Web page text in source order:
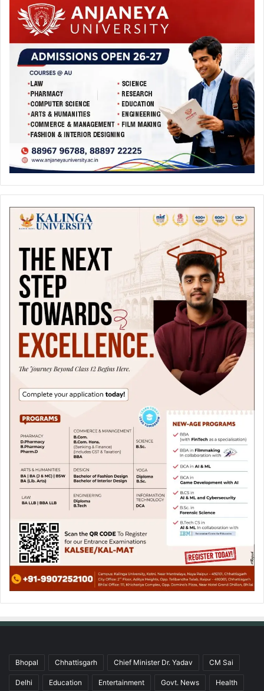
Bhopal Chhattisgarh Chief Minister Dr. Yadav CM Sai
Delhi Education Entertainment Govt. News Health